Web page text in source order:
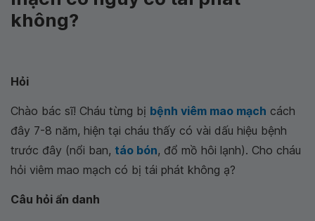
không?
Hỏi
Chào bác sĩ! Cháu từng bị bệnh viêm mao mạch cách
đây 7-8 năm, hiện tại cháu thấy có vài dấu hiệu bệnh
trước đây (nổi ban, táo bón, đổ mồ hôi lạnh). Cho cháu
hỏi viêm mao mạch có bị tái phát không ạ?
Câu hỏi ẩn danh